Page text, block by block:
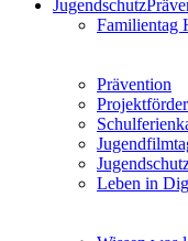
Jugendschutz
Familientag
Prävention
Leben in